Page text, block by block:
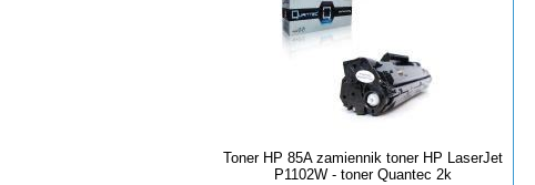
Toner HP 85A zamiennik toner HP LaserJet
P1102W - toner Quantec 2k